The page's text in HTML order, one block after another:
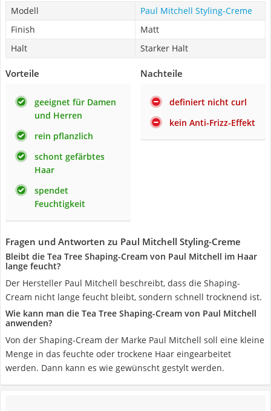
Modell
Paul Mitchell Styling-Creme
Finish
Matt
Halt
Starker Halt
Vorteile
geeignet für Damen
und Herren
rein pflanzlich
schont gefärbtes
Haar
spendet
Feuchtigkeit
Nachteile
definiert nicht curl
kein Anti-Frizz-Effekt
Fragen und Antworten zu Paul Mitchell Styling-Creme
Bleibt die Tea Tree Shaping-Cream von Paul Mitchell im Haar
lange feucht?
Der Hersteller Paul Mitchell beschreibt, dass die Shaping-
Cream nicht lange feucht bleibt, sondern schnell trocknend ist.
Wie kann man die Tea Tree Shaping-Cream von Paul Mitchell
anwenden?
Von der Shaping-Cream der Marke Paul Mitchell soll eine kleine
Menge in das feuchte oder trockene Haar eingearbeitet
werden. Dann kann es wie gewünscht gestylt werden.